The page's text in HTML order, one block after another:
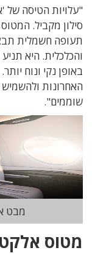
סילון מקביל. המטוס
תעופה חשמלית
והכלכלית. היא
באופן נקי ונוח
האחרונות
שוממים".
מבט
מטוס